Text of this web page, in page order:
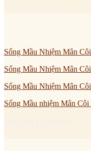
Sống Mầu Nhiệm Mân
Sống Mầu Nhiệm Mân
Sống Mầu Nhiệm Mân
Sống Mầu nhiệm Mân